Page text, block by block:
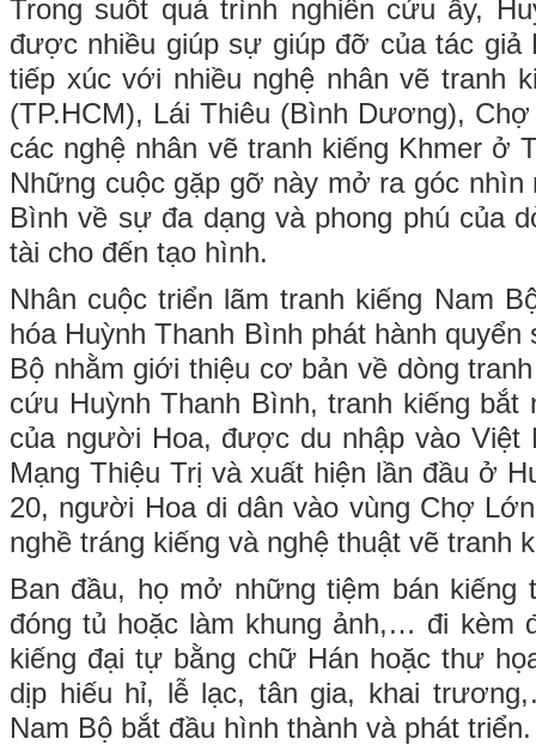
Trong suốt quá trình nghiên cứu ấy,
được nhiều giúp sự giúp đỡ của tác giả
tiếp xúc với nhiều nghệ nhân vẽ tranh
(TP.HCM), Lái Thiêu (Bình Dương),
các nghệ nhân vẽ tranh kiếng Khmer ở
Những cuộc gặp gỡ này mở ra góc nhìn
Bình về sự đa dạng và phong phú của
tài cho đến tạo hình.
Nhân cuộc triển lãm tranh kiếng Nam
hóa Huỳnh Thanh Bình phát hành quyển
Bộ nhằm giới thiệu cơ bản về dòng
cứu Huỳnh Thanh Bình, tranh kiếng bắt
của người Hoa, được du nhập vào Việt
Mạng Thiệu Trị và xuất hiện lần đầu ở
20, người Hoa di dân vào vùng Chợ
nghề tráng kiếng và nghệ thuật vẽ tranh
Ban đầu, họ mở những tiệm bán kiếng
đóng tủ hoặc làm khung ảnh,… đi kèm
kiếng đại tự bằng chữ Hán hoặc thư
dịp hiếu hỉ, lễ lạc, tân gia, khai
Nam Bộ bắt đầu hình thành và phát triển.